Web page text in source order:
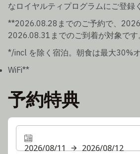
なロイヤルティプログラムにご登録
**2026.08.28までのご予約で、
2026.08.31までのご到着が対象です
*/incl を除く宿泊。朝食は最大30%オ
WiFi**
予約特典
2026/08/11
2026/08/12